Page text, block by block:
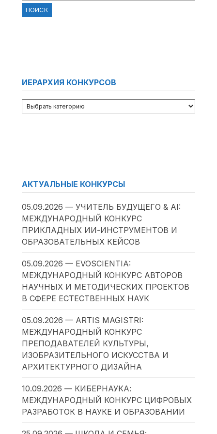
ИЕРАРХИЯ КОНКУРСОВ
АКТУАЛЬНЫЕ КОНКУРСЫ
05.09.2026 — УЧИТЕЛЬ БУДУЩЕГО & AI:
МЕЖДУНАРОДНЫЙ КОНКУРС
ПРИКЛАДНЫХ ИИ-ИНСТРУМЕНТОВ И
ОБРАЗОВАТЕЛЬНЫХ КЕЙСОВ
05.09.2026 — EVOSCIENTIA:
МЕЖДУНАРОДНЫЙ КОНКУРС АВТОРОВ
НАУЧНЫХ И МЕТОДИЧЕСКИХ ПРОЕКТОВ
В СФЕРЕ ЕСТЕСТВЕННЫХ НАУК
05.09.2026 — ARTIS MAGISTRI:
МЕЖДУНАРОДНЫЙ КОНКУРС
ПРЕПОДАВАТЕЛЕЙ КУЛЬТУРЫ,
ИЗОБРАЗИТЕЛЬНОГО ИСКУССТВА И
АРХИТЕКТУРНОГО ДИЗАЙНА
10.09.2026 — КИБЕРНАУКА:
МЕЖДУНАРОДНЫЙ КОНКУРС ЦИФРОВЫХ
РАЗРАБОТОК В НАУКЕ И ОБРАЗОВАНИИ